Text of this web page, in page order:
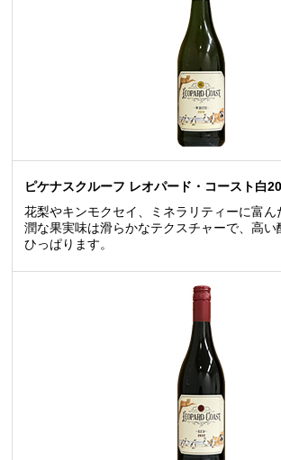
ピケナスクルーフ レオパード・コースト白
花梨やキンモクセイ、ミネラリティーに富ん
潤な果実味は滑らかなテクスチャーで、高い
ひっぱります。